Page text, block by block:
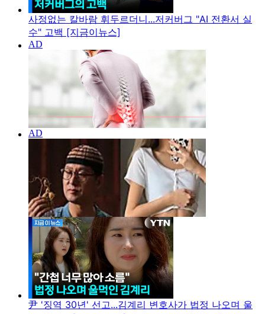
사정없는 칼바람 휘두르더니...저커버그 "AI 전환서 실
수" 고백 [지금이뉴스]
尹 '징역 30년' 선고...김계리 변호사가 법정 나오며 울